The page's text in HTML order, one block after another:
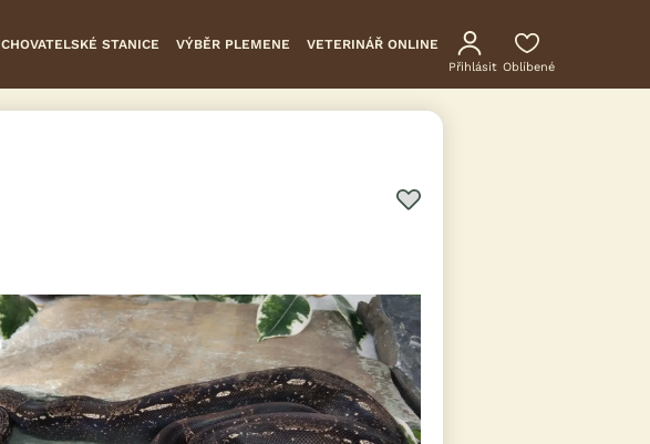
CHOVATELSKÉ STANICE VÝBĚR PLEMENE VETERINÁŘ ONLINE
Přihlásit Oblíbené